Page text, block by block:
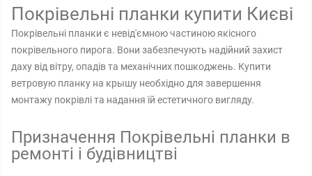
Покрівельні планки купити Києві
Покрівельні планки є невід'ємною частиною якісного
покрівельного пирога. Вони забезпечують надійний захист
даху від вітру, опадів та механічних пошкоджень. Купити
ветровую планку на крышу необхідно для завершення
монтажу покрівлі та надання їй естетичного вигляду.
Призначення Покрівельні планки в
ремонті і будівництві